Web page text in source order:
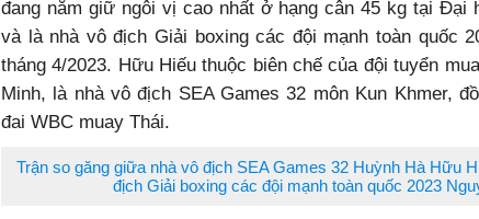
hai tay đấm Nguyễn Thị Anh Thư và Huỳnh Hà Hữu
đang nắm giữ ngôi vị cao nhất ở hạng cân 45 kg tại Đại
và là nhà vô địch Giải boxing các đội mạnh toàn quốc
tháng 4/2023. Hữu Hiếu thuộc biên chế của đội tuyển
Minh, là nhà vô địch SEA Games 32 môn Kun Khmer,
Trận so găng giữa nhà vô địch SEA Games 32 Huỳnh Hà Hữu